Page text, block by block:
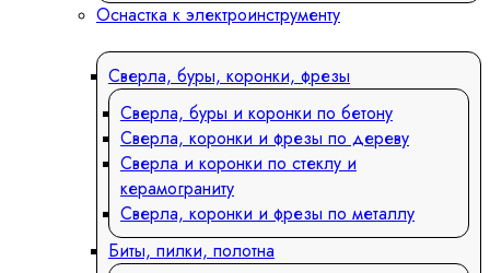
Оснастка к электроинструменту
Сверла, буры, коронки, фрезы
Сверла, буры и коронки по бетону
Сверла, коронки и фрезы по дереву
Сверла и коронки по стеклу и
керамограниту
Сверла, коронки и фрезы по металлу
Биты, пилки, полотна